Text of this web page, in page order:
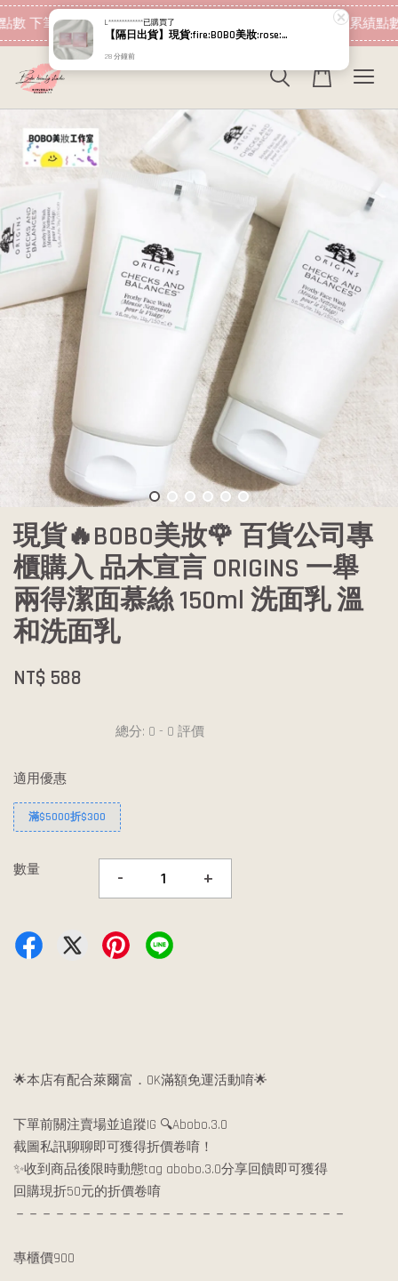
下筆消費即可折抵 現在去購物！ 加入會員 消費即可累績點
現貨🔥BOBO美妝🌹 百貨公司專
櫃購入 品木宣言 ORIGINS 一舉
兩得潔面慕絲 150ml 洗面乳 溫
和洗面乳
NT$ 588
總分: 0 - 0 評價
適用優惠
滿$5000折$300
數量 - +
🌟本店有配合萊爾富．OK滿額免運活動唷🌟
下單前關注賣場並追蹤IG 🔍Abobo.3.0
截圖私訊聊聊即可獲得折價卷唷！
✨收到商品後限時動態tag abobo.3.0分享回饋即可獲得
回購現折50元的折價卷唷
－－－－－－－－－－－－－－－－－－－－－－－－－
專櫃價900
L*************已購買了
【隔日出貨】現貨:fire:BOBO美妝:rose:專櫃貨 RELOVE 順暢美顏千億益生菌 SCFAs專益:tm: (蜜桃風味) 益生菌
28 分鐘前